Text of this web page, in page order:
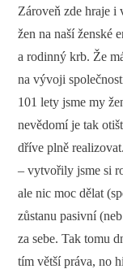
Zároveň zde hraje
žen na naší ženské
a rodinný krb. Že
na vývoji
101 lety jsme my
nevědomí je tak
dříve plně
– vytvořily jsme si
ale nic moc dělat
zůstanu pasivní
za sebe. Tak tomu
tím větší práva, no